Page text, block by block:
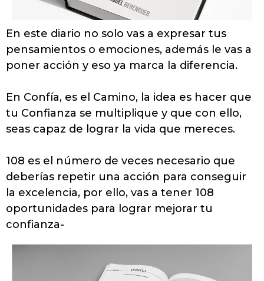
En este diario no solo vas a expresar tus
pensamientos o emociones, además le vas a
poner acción y eso ya marca la diferencia.
En Confía, es el Camino, la idea es hacer que
tu Confianza se multiplique y que con ello,
seas capaz de lograr la vida que mereces.
108 es el número de veces necesario que
deberías repetir una acción para conseguir
la excelencia, por ello, vas a tener 108
oportunidades para lograr mejorar tu
confianza-